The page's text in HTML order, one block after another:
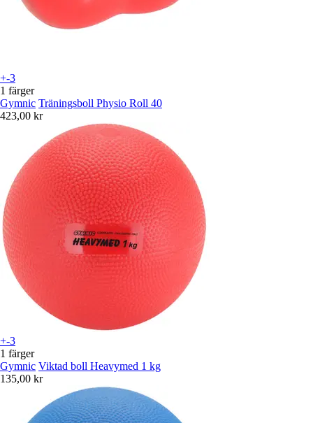
+-3
1 färger
Gymnic Träningsboll Physio Roll 40
423,00 kr
+-3
1 färger
Gymnic Viktad boll Heavymed 1 kg
135,00 kr